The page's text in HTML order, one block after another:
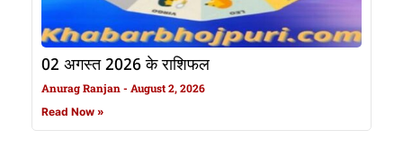
02 अगस्त 2026 के राशिफल
Anurag Ranjan August 2, 2026
Read Now »